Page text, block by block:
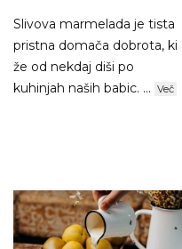
Slivova marmelada je tista
pristna domača dobrota, ki
že od nekdaj diši po
kuhinjah naših babic. ... Več